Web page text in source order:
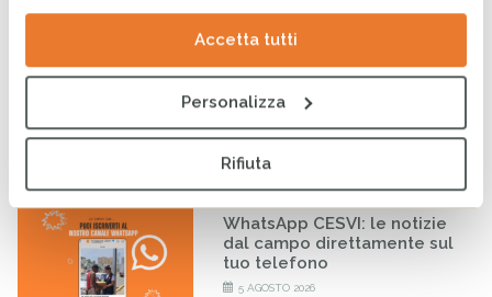
Accetta tutti
Personalizza
Rifiuta
Venezuela: al fianco delle
comunità colpite per
ritrovare la quotidianità
perduta
7 AGOSTO 2026
WhatsApp CESVI: le notizie
dal campo direttamente sul
tuo telefono
5 AGOSTO 2026